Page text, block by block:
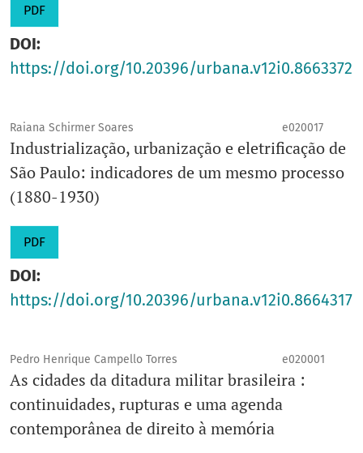
PDF
DOI:
https://doi.org/10.20396/urbana.v12i0.8663372
Raiana Schirmer Soares e020017
Industrialização, urbanização e eletrificação de
São Paulo: indicadores de um mesmo processo
(1880-1930)
PDF
DOI:
https://doi.org/10.20396/urbana.v12i0.8664317
Pedro Henrique Campello Torres e020001
As cidades da ditadura militar brasileira :
continuidades, rupturas e uma agenda
contemporânea de direito à memória